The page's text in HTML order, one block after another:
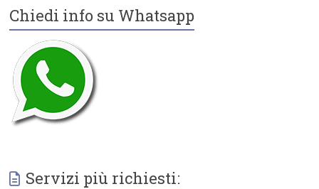
Chiedi info su Whatsapp
Servizi più richiesti: